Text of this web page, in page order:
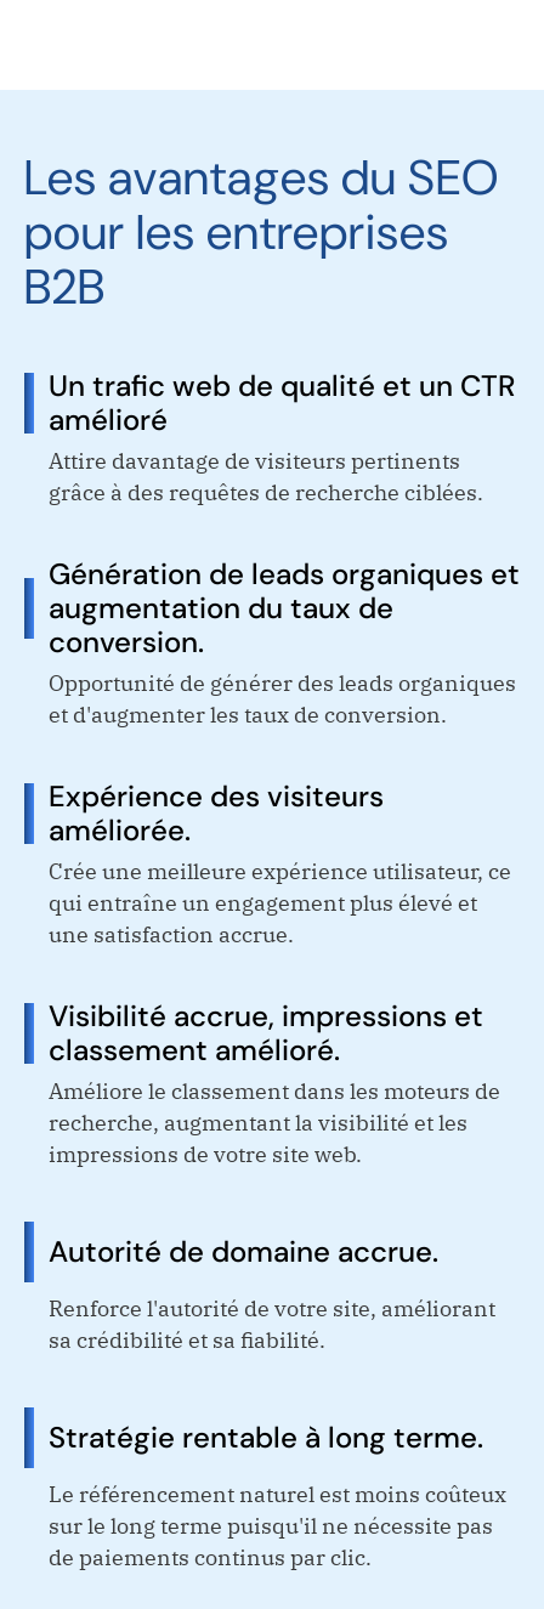
Les avantages du SEO
pour les entreprises
B2B
Un trafic web de qualité et un CTR
amélioré
Attire davantage de visiteurs pertinents
grâce à des requêtes de recherche ciblées.
Génération de leads organiques et
augmentation du taux de
conversion.
Opportunité de générer des leads organiques
et d'augmenter les taux de conversion.
Expérience des visiteurs
améliorée.
Crée une meilleure expérience utilisateur, ce
qui entraîne un engagement plus élevé et
une satisfaction accrue.
Visibilité accrue, impressions et
classement amélioré.
Améliore le classement dans les moteurs de
recherche, augmentant la visibilité et les
impressions de votre site web.
Autorité de domaine accrue.
Renforce l'autorité de votre site, améliorant
sa crédibilité et sa fiabilité.
Stratégie rentable à long terme.
Le référencement naturel est moins coûteux
sur le long terme puisqu'il ne nécessite pas
de paiements continus par clic.